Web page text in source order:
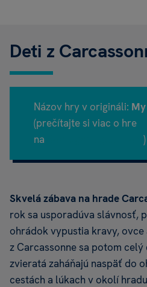
Deti z
Názov hry v origináli:
(prečítajte si viac o hre
na
)
Skvelá zábava na hrade
rok sa usporadúva slávnosť,
ohrádok vypustia kravy, ovce
z Carcassonne sa potom celý
zvieratá zaháňajú naspäť do
cestách a lúkach v okolí